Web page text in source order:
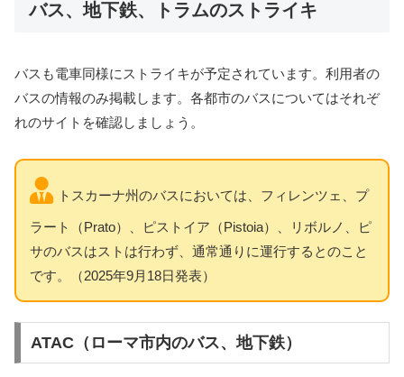
バス、地下鉄、トラムのストライキ
バスも電車同様にストライキが予定されています。利用者の
バスの情報のみ掲載します。各都市のバスについてはそれぞ
れのサイトを確認しましょう。
トスカーナ州のバスにおいては、フィレンツェ、プ
ラート（Prato）、ピストイア（Pistoia）、リボルノ、ピ
サのバスはストは行わず、通常通りに運行するとのこと
です。（2025年9月18日発表）
ATAC（ローマ市内のバス、地下鉄）